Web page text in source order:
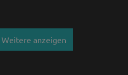
Weitere anzeigen